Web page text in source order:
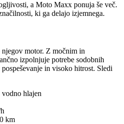
a Moto Maxx ponuja še več.
ki ga delajo izjemnega.
motor. Z močnim in
izpolnjuje potrebe sodobnih
in visoko hitrost. Sledi
hlajen
km